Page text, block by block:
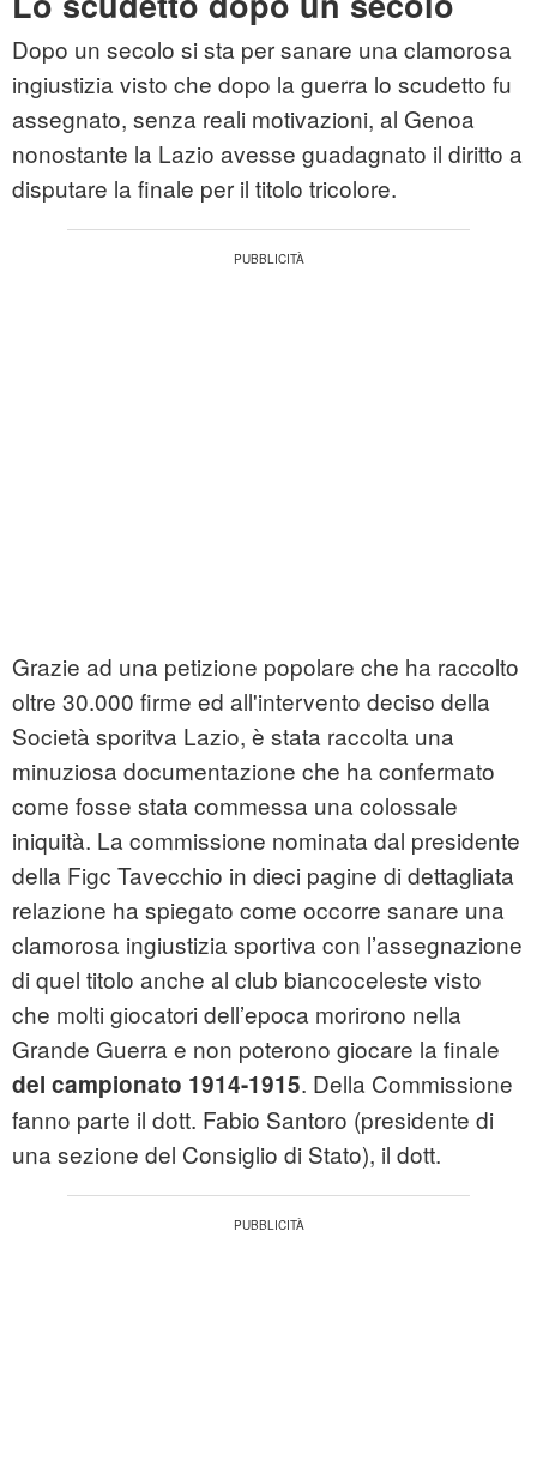
Dopo un secolo si sta per sanare una clamorosa
ingiustizia visto che dopo la guerra lo scudetto fu
assegnato, senza reali motivazioni, al Genoa
nonostante la Lazio avesse guadagnato il diritto a
disputare la finale per il titolo tricolore.
Grazie ad una petizione popolare che ha raccolto
oltre 30.000 firme ed all'intervento deciso della
Società sporitva Lazio, è stata raccolta una
minuziosa documentazione che ha confermato
come fosse stata commessa una colossale
iniquità. La commissione nominata dal presidente
della Figc Tavecchio in dieci pagine di dettagliata
relazione ha spiegato come occorre sanare una
clamorosa ingiustizia sportiva con l’assegnazione
di quel titolo anche al club biancoceleste visto
che molti giocatori dell’epoca morirono nella
Grande Guerra e non poterono giocare la finale
del campionato 1914-1915. Della Commissione
fanno parte il dott. Fabio Santoro (presidente di
una sezione del Consiglio di Stato), il dott.